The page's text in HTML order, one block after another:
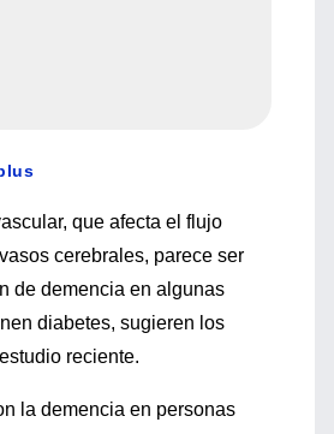
que afecta el flujo
cerebrales, parece ser
de demencia en algunas
diabetes, sugieren los
reciente.
la demencia en personas